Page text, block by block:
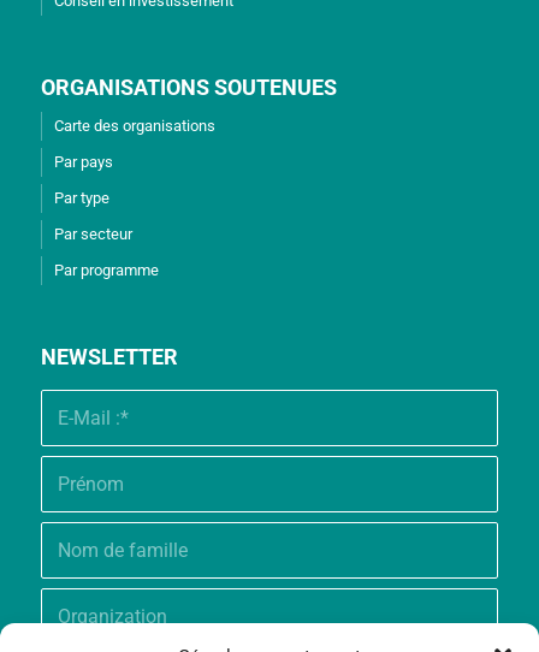
ORGANISATIONS SOUTENUES
Carte des organisations
Par pays
Par type
Par secteur
Par programme
NEWSLETTER